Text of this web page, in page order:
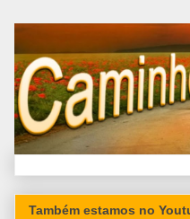
Também estamos no